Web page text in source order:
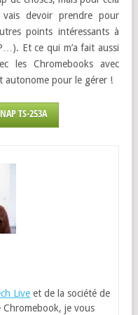
devoir prendre pour
points intéressants à
Et ce qui m’a fait aussi
les Chromebooks avec
autonome pour le gérer !
TS-253A
Live et de la société de
Chromebook, je vous